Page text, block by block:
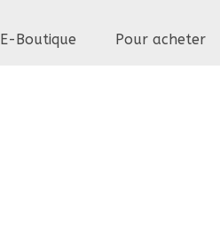
E-Boutique Pour acheter